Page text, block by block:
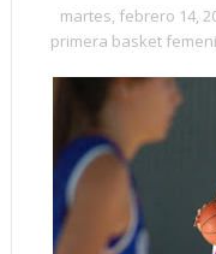
martes, febrero 14,
primera basket